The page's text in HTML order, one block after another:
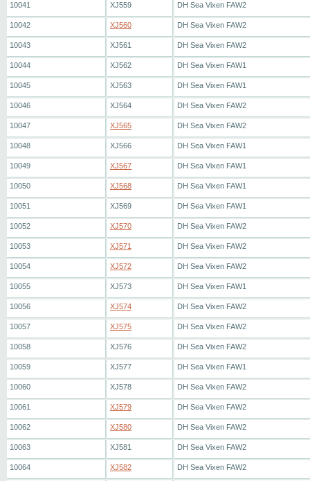
10041 XJ559 DH Sea Vixen FAW2
10042 XJ560 DH Sea Vixen FAW2
10043 XJ561 DH Sea Vixen FAW2
10044 XJ562 DH Sea Vixen FAW1
10045 XJ563 DH Sea Vixen FAW1
10046 XJ564 DH Sea Vixen FAW2
10047 XJ565 DH Sea Vixen FAW2
10048 XJ566 DH Sea Vixen FAW1
10049 XJ567 DH Sea Vixen FAW1
10050 XJ568 DH Sea Vixen FAW1
10051 XJ569 DH Sea Vixen FAW1
10052 XJ570 DH Sea Vixen FAW2
10053 XJ571 DH Sea Vixen FAW2
10054 XJ572 DH Sea Vixen FAW2
10055 XJ573 DH Sea Vixen FAW1
10056 XJ574 DH Sea Vixen FAW2
10057 XJ575 DH Sea Vixen FAW2
10058 XJ576 DH Sea Vixen FAW2
10059 XJ577 DH Sea Vixen FAW1
10060 XJ578 DH Sea Vixen FAW2
10061 XJ579 DH Sea Vixen FAW2
10062 XJ580 DH Sea Vixen FAW2
10063 XJ581 DH Sea Vixen FAW2
10064 XJ582 DH Sea Vixen FAW2